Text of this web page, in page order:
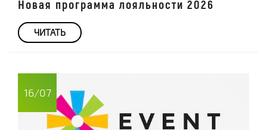
Новая программа лояльности 2026
ЧИТАТЬ
16/07